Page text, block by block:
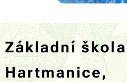
Základní škola
Hartmanice,